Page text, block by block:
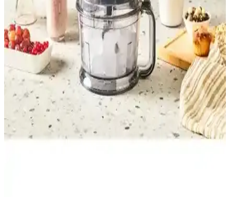
Tefal Perfect Mix Powelix 2 Bıçaklı 3 Fonksiyonlu
1200 Watt Yüksek Hızlı Smoothie Blender
Tefal Perfect Mix Powelix blender, 1200 watt gücü ve 3 fonksiyonu
ile hızlı ve etkili gıda hazırlama imkanı sunar, 2 bıçaklı tasarımıyla
smoothie ve karışımlarınızda üstün performans sağlar.
Bosch Vitapower Serie 2 ve Vestel Mix Go İnox
Blender Karşılaştırması
Bosch Vitapower Serie 2 ve Vestel Mix Go İnox blenderleri güç,
tasarım ve kullanım kolaylığı açısından karşılaştırıyoruz. Hangi
model günlük mutfak ihtiyaçlarınızı daha iyi karşılar? Detaylar
burada.